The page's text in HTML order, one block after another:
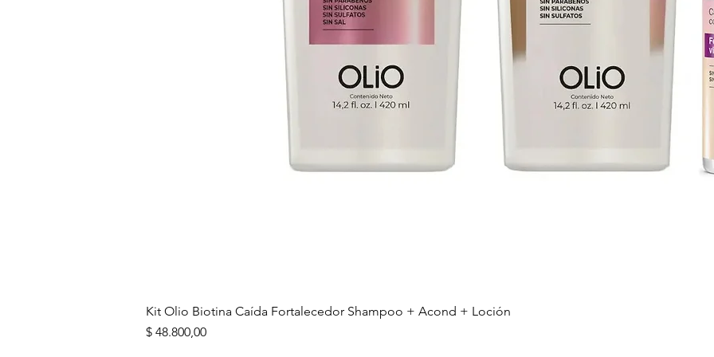
Vista rápida
Kit Olio Biotina Caída Fortalecedor Shampoo + Acond + Loción
Precio
$ 48.800,00